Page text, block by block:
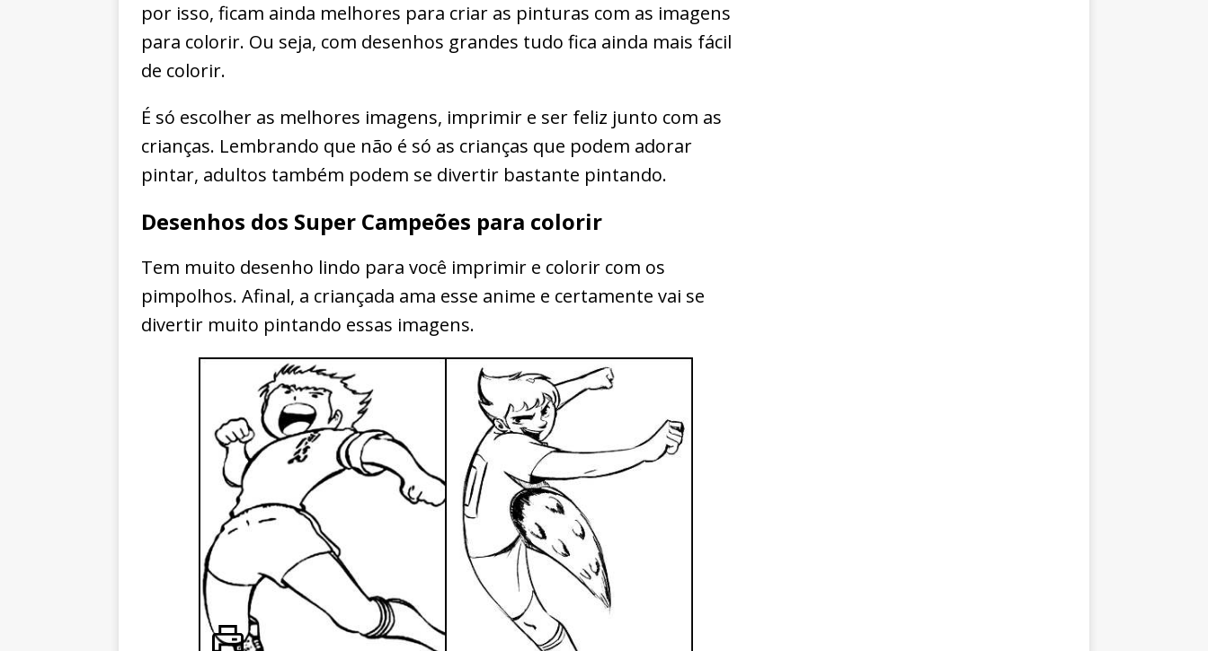
por isso, ficam ainda melhores para criar as pinturas com as imagens
para colorir. Ou seja, com desenhos grandes tudo fica ainda mais fácil
de colorir.
É só escolher as melhores imagens, imprimir e ser feliz junto com as
crianças. Lembrando que não é só as crianças que podem adorar
pintar, adultos também podem se divertir bastante pintando.
Desenhos dos Super Campeões para colorir
Tem muito desenho lindo para você imprimir e colorir com os
pimpolhos. Afinal, a criançada ama esse anime e certamente vai se
divertir muito pintando essas imagens.